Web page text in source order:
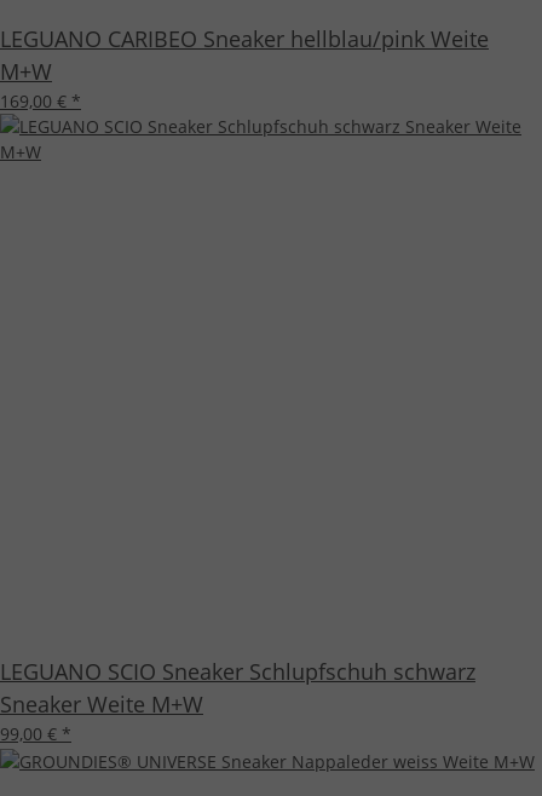
LEGUANO CARIBEO Sneaker hellblau/pink Weite
M+W
169,00 € *
LEGUANO SCIO Sneaker Schlupfschuh schwarz
Sneaker Weite M+W
99,00 € *